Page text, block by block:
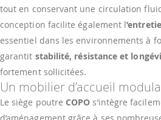
tout en conservant une circulation
conception facilite également l
essentiel dans les environnements à
garantit stabilité, résistance et
fortement sollicitées.
Un mobilier d’accueil
Le siège poutre COPO s’intègre